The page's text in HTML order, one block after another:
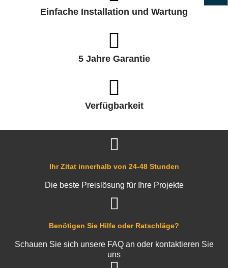
Einfache Installation und Wartung
5 Jahre Garantie
Verfügbarkeit
Benötigen Sie Hilfe oder Ratschläge?
Schauen Sie sich unsere FAQ an oder kontaktieren Sie
uns
Ihr Zitat innerhalb von 24-48 Stunden
Die beste Preislösung für Ihre Projekte